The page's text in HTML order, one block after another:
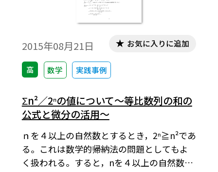
2015年08月21日
高 数学 実践事例
お気に入りに追加
Σn²／2ⁿの値について～等比数列の和の
公式と微分の活用～
ｎを４以上の自然数とするとき，2ⁿ≧n²であ
る。これは数学的帰納法の問題としてもよ
く扱われる。すると，nを４以上の自然数と